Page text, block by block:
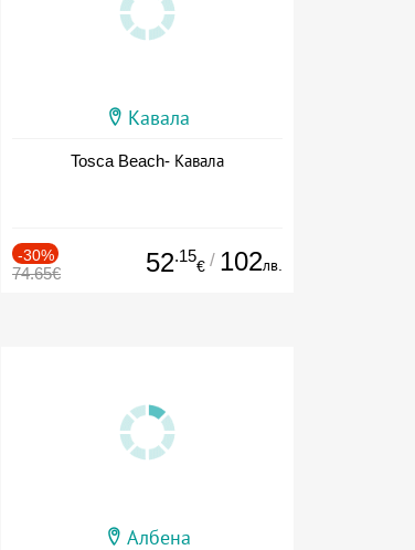
Кавала
Tosca Beach- Кавала
-30%
74.65€ 52.15
€ / 102лв.
Албена